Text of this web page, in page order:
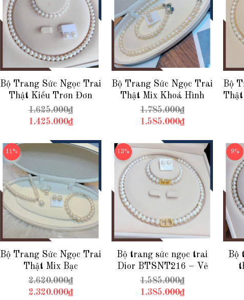
Bộ Trang Sức Ngọc Trai
Thật Kiểu Trơn Đơn
Giản BTSNT221 – Tinh
Tế & Sang Trọng Vượt
1.625.000₫
1.425.000₫
Bộ Trang Sức Ngọc Trai
Thật Mix Khoá Hình
Hoa 5 Cánh BTSNT220
– Thanh Lịch & Nữ
1.785.000₫
1.585.000₫
Bộ
11%
Bộ Trang Sức Ngọc Trai
Thật Mix Bạc
BTSNT217 – Thanh
Khiết & Quý Phái
2.620.000₫
2.320.000₫
13%
Bộ trang sức ngọc trai
Dior BTSNT216 – Vẻ
đẹp thanh lịch, chuẩn
phong cách quý cô hiện
1.585.000₫
1.385.000₫
9%
Bộ